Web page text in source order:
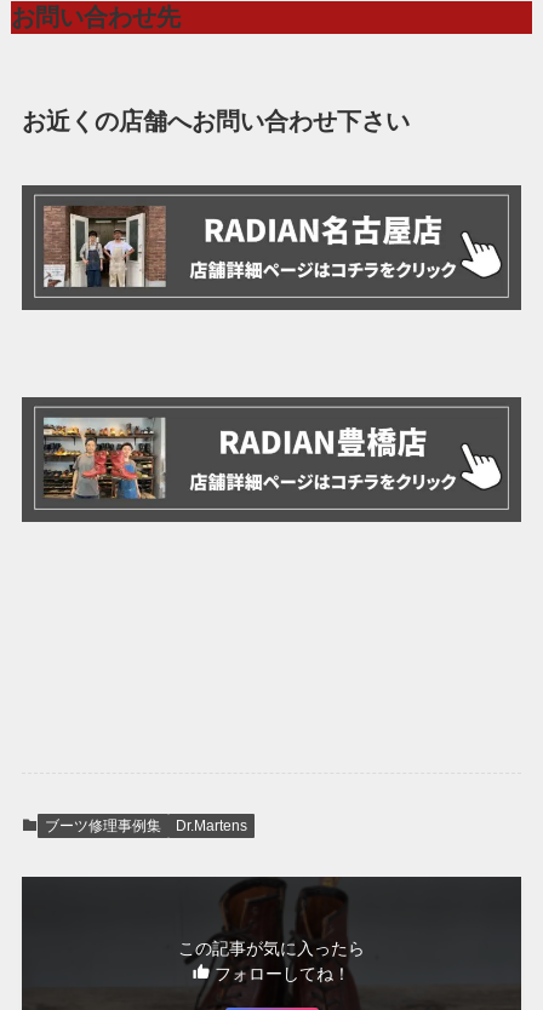
お問い合わせ先
お近くの店舗へお問い合わせ下さい
ブーツ修理事例集 Dr.Martens
この記事が気に入ったら
フォローしてね！